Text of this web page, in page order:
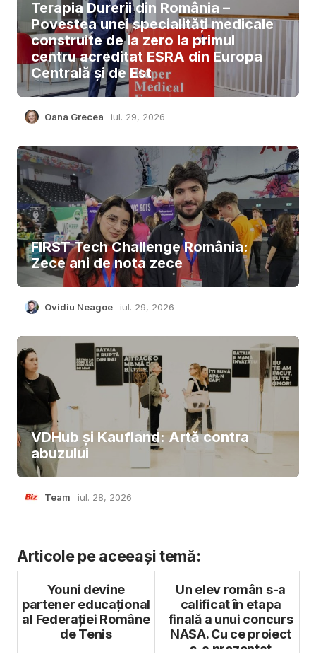
Terapia Durerii din România –
Povestea unei specialități medicale
construite de la zero la primul
centru acreditat ESRA din Europa
Centrală și de Est
Oana Grecea iul. 29, 2026
FIRST Tech Challenge România:
Zece ani de nota zece
Ovidiu Neagoe iul. 29, 2026
VDHub și Kaufland: Artă contra
abuzului
Team iul. 28, 2026
Articole pe aceeași temă:
Youni devine
partener educațional
al Federației Române
de Tenis
Un elev român s-a
calificat în etapa
finală a unui concurs
NASA. Cu ce proiect
s-a prezentat